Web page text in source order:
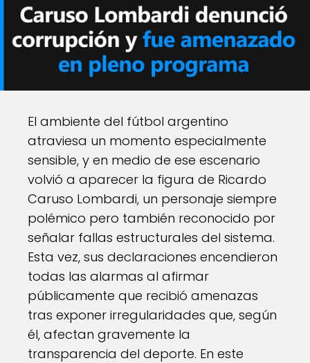
El ambiente del fútbol argentino
atraviesa un momento especialmente
sensible, y en medio de ese escenario
volvió a aparecer la figura de Ricardo
Caruso Lombardi, un personaje siempre
polémico pero también reconocido por
señalar fallas estructurales del sistema.
Esta vez, sus declaraciones encendieron
todas las alarmas al afirmar
públicamente que recibió amenazas
tras exponer irregularidades que, según
él, afectan gravemente la
transparencia del deporte. En este